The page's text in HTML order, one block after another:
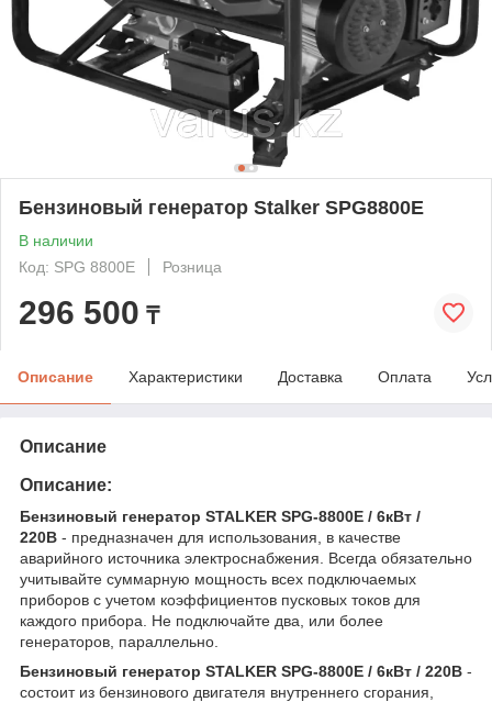
Бензиновый генератор Stalker SPG8800E
В наличии
Код: SPG 8800E
Розница
296 500 ₸
Описание Характеристики Доставка Оплата
Описание
Описание:
Бензиновый генератор STALKER SPG-8800E / 6кВт /
220В - предназначен для использования, в качестве
аварийного источника электроснабжения. Всегда обязательно
учитывайте суммарную мощность всех подключаемых
приборов с учетом коэффициентов пусковых токов для
каждого прибора. Не подключайте два, или более
генераторов, параллельно.
Бензиновый генератор STALKER SPG-8800E / 6кВт / 220В -
состоит из бензинового двигателя внутреннего сгорания,